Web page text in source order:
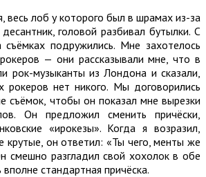
весь лоб у которого был в шрамах из-за
головой разбивал бутылки. С
подружились. Мне захотелось
— они рассказывали мне, что в
рок-музыканты из Лондона и сказали,
рокеров нет никого. Мы договорились
съёмок, чтобы он показал мне вырезки
Он предложил сменить причёски,
«ирокезы». Когда я возразил,
крутые, он ответил: «Ты чего, менты же
смешно разгладил свой хохолок в обе
стандартная причёска.